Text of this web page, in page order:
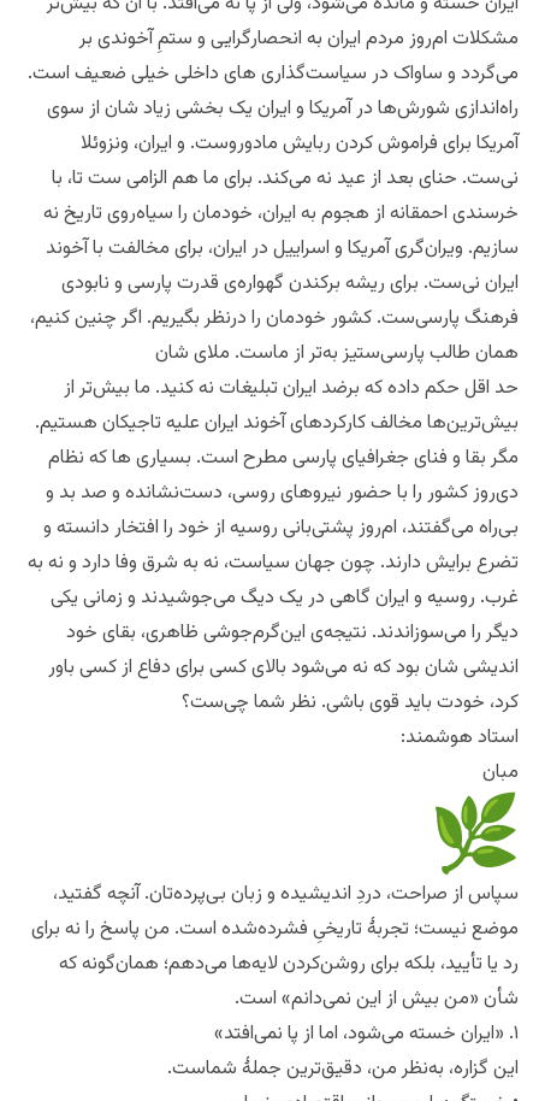
ایران خسته و مانده می‌شود،‌ ولی از پا نه می‌افتد. با آن که بیش‌تر
مشکلات ام‌روز مردم ایران به انحصارگرایی و ستمِ آخوندی بر
می‌گردد و ساواک در سیاست‌‌گذاری های داخلی خیلی ضعیف است.
راه‌اندازی شورش‌ها در آمریکا و ایران یک بخشی زیاد شان از سوی
آمریکا برای فراموش کردن ربایش مادوروست. و ایران، ونزوئلا
نی‌ست. حنای بعد از عید نه می‌کند. برای ما هم الزامی ست تا، با
خرسندی احمقانه از هجوم به ایران، خودمان را سیاه‌روی تاریخ نه
سازیم. ویران‌گری آمریکا و اسراییل در ایران، برای مخالفت با آخوند
ایران نی‌ست. برای ریشه برکندن گهواره‌ی قدرت پارسی و نابودی
فرهنگ پارسی‌ست. کشور خودمان را درنظر بگیریم. اگر چنین کنیم،
همان طالب پارسی‌ستیز به‌تر از ماست. ملای شان
حد اقل حکم داده که برضد ایران تبلیغات نه کنید. ما بیش‌تر از
بیش‌ترین‌ها مخالف کارکردهای آخوند ایران علیه تاجیکان هستیم.
مگر بقا ‌و فنای جغرافیای پارسی مطرح‌ است. بسیاری ها که نظام
دی‌روز کشور را با حضور نیروهای روسی، دست‌نشانده و صد بد و
بی‌راه می‌گفتند، ام‌روز پشتی‌بانی روسیه از خود را افتخار دانسته و
تضرع برایش دارند. چون جهان سیاست، نه به شرق وفا دارد و نه به
غرب. روسیه و ایران گاهی در یک دیگ ‌می‌جوشیدند و‌ زمانی یکی
دیگر را می‌سوزاندند. نتیجه‌ی این‌گرم‌جوشی ظاهری، بقای خود
اندیشی شان بود که نه می‌شود بالای کسی برای دفاع از کسی باور
کرد، خودت باید قوی باشی.‌ نظر شما چی‌ست؟
استاد هوشمند:
مبان
سپاس از صراحت، دردِ اندیشیده و زبان بی‌پرده‌تان.‌ آنچه گفتید،
موضع نیست؛ تجربهٔ تاریخیِ فشرده‌شده است. من پاسخ را نه برای
رد یا تأیید، بلکه برای روشن‌کردن لایه‌ها می‌دهم؛ همان‌گونه که
شأن «من بیش از این نمی‌دانم» است.
۱. «ایران خسته می‌شود، اما از پا نمی‌افتد»
این گزاره، به‌نظر من، دقیق‌ترین جملهٔ شماست.